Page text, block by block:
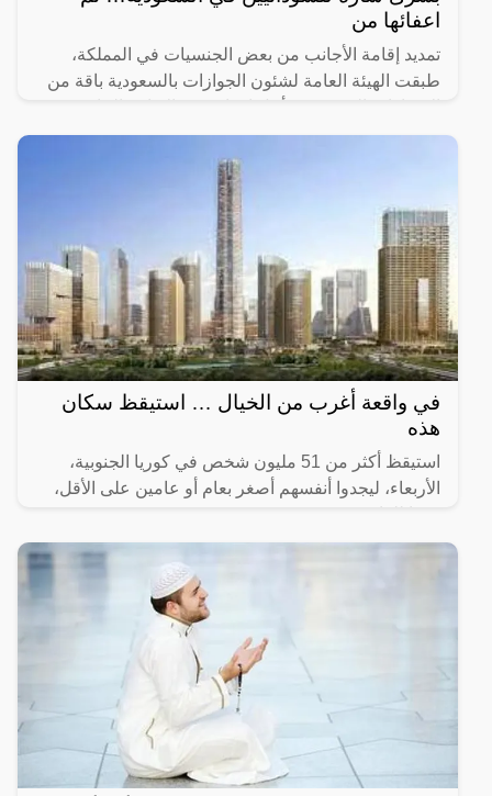
اعفائها من
تمديد إقامة الأجانب من بعض الجنسيات في المملكة،
طبقت الهيئة العامة لشئون الجوازات بالسعودية باقة من
بتأشيرة
في واقعة أغرب من الخيال … استيقظ سكان
هذه
استيقظ أكثر من 51 مليون شخص في كوريا الجنوبية،
الأربعاء، ليجدوا أنفسهم أصغر بعام أو عامين على الأقل،